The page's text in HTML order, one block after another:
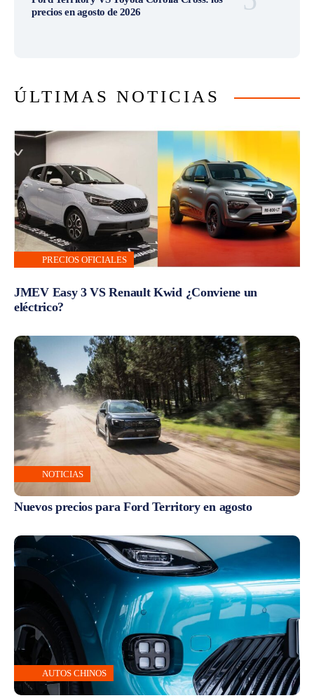
precios en agosto de 2026
ÚLTIMAS NOTICIAS
PRECIOS OFICIALES
JMEV Easy 3 VS Renault Kwid ¿Conviene un
eléctrico?
NOTICIAS
Nuevos precios para Ford Territory en agosto
AUTOS CHINOS